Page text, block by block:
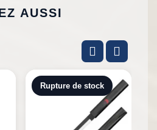
AUSSI
Rupture de stock